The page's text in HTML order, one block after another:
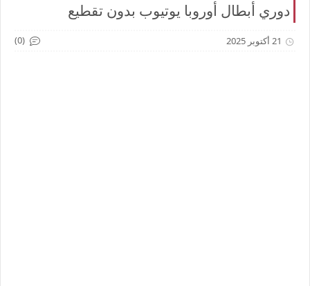
دوري أبطال أوروبا يوتيوب بدون تقطيع
21 أكتوبر 2025 (0)